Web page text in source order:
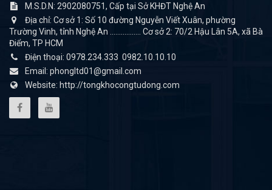
M.S.D.N: 2902080751, Cấp tại Sở KHĐT Nghệ An
Địa chỉ: Cơ sở 1: Số 10 đường Nguyễn Viết Xuân, phường
Trường Vinh, tỉnh Nghệ An ................. Cơ sở 2: 70/2 Hậu Lân 5A, xã Bà
Điểm, TP HCM
Điện thoại: 0978.234.333 0982.10.10.10
Email: phongltd01@gmail.com
Website: http://tongkhocongtudong.com